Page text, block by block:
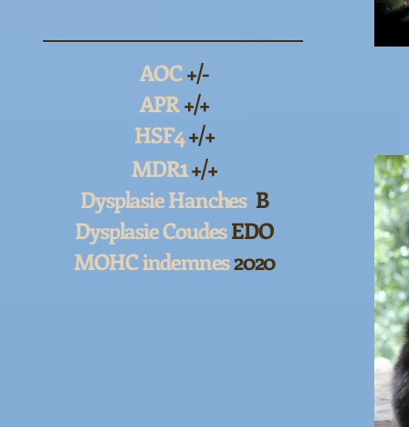
AOC+/-
APR+/+
HSF4+/+
MDR1+/+
Dysplasie Hanches B
Dysplasie CoudesEDO
MOHC indemnes2020